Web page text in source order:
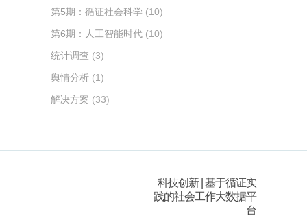
第5期：循证社会科学 (10)
第6期：人工智能时代 (10)
统计调查 (3)
舆情分析 (1)
解决方案 (33)
科技创新 | 基于循证实
践的社会工作大数据平
台